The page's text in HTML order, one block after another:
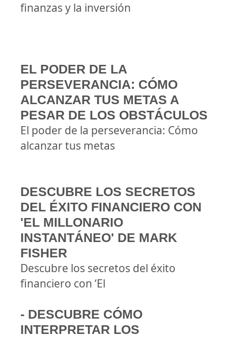
finanzas y la inversión
EL PODER DE LA
PERSEVERANCIA: CÓMO
ALCANZAR TUS METAS A
PESAR DE LOS OBSTÁCULOS
El poder de la perseverancia: Cómo
alcanzar tus metas
DESCUBRE LOS SECRETOS
DEL ÉXITO FINANCIERO CON
'EL MILLONARIO
INSTANTÁNEO' DE MARK
FISHER
Descubre los secretos del éxito
financiero con ‘El
- DESCUBRE CÓMO
INTERPRETAR LOS